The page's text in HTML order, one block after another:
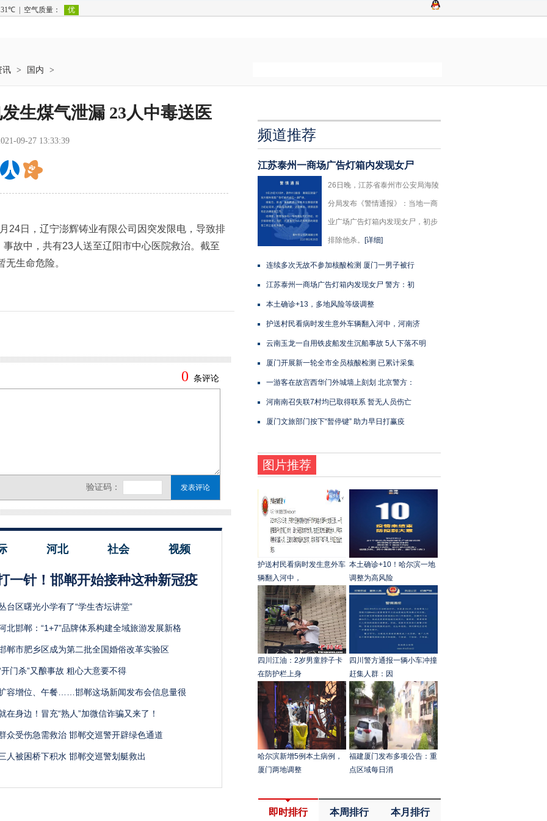
讯 > 国内 >
生煤气泄漏 23人中毒送医
09-27 13:33:39
日，辽宁澎辉铸业有限公司因突发限电，导致排
故中，共有23人送至辽阳市中心医院救治。截至
生命危险。
河北 社会 视频
一针！邯郸开始接种这种新冠疫
台区曙光小学有了“学生杏坛讲堂”
北邯郸：“1+7”品牌体系构建全域旅游发展新格
郸市肥乡区成为第二批全国婚俗改革实验区
开门杀”又酿事故 粗心大意要不得
容增位、午餐……邯郸这场新闻发布会信息量很
在身边！冒充“熟人”加微信诈骗又来了！
众受伤急需救治 邯郸交巡警开辟绿色通道
人被困桥下积水 邯郸交巡警划艇救出
频道推荐
江苏泰州一商场广告灯箱内发现女尸
26日晚，江苏省泰州市公安局海陵
分局发布《警情通报》：当地一商
业广场广告灯箱内发现女尸，初步
排除他杀。 [详细]
连续多次无故不参加核酸检测 厦门一男子被行
江苏泰州一商场广告灯箱内发现女尸 警方：初
本土确诊+13，多地风险等级调整
护送村民看病时发生意外车辆翻入河中，河南济
云南玉龙一自用铁皮船发生沉船事故 5人下落不明
厦门开展新一轮全市全员核酸检测 已累计采集
一游客在故宫西华门外城墙上刻划 北京警方：
河南南召失联7村均已取得联系 暂无人员伤亡
厦门文旅部门按下“暂停键” 助力早日打赢疫
图片推荐
护送村民看病时发生意外车
辆翻入河中，
本土确诊+10！哈尔滨一地
调整为高风险
四川江油：2岁男童脖子卡
在防护栏上身
四川警方通报一辆小车冲撞
赶集人群：因
哈尔滨新增5例本土病例，
厦门两地调整
福建厦门发布多项公告：重
点区域每日消
即时排行 本周排行 本月排行